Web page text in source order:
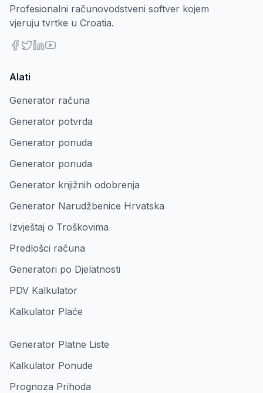
Profesionalni računovodstveni softver kojem
vjeruju tvrtke u Croatia.
Alati
Generator računa
Generator potvrda
Generator ponuda
Generator ponuda
Generator knjižnih odobrenja
Generator Narudžbenice Hrvatska
Izvještaj o Troškovima
Predlošci računa
Generatori po Djelatnosti
PDV Kalkulator
Kalkulator Plaće
Generator Platne Liste
Kalkulator Ponude
Prognoza Prihoda